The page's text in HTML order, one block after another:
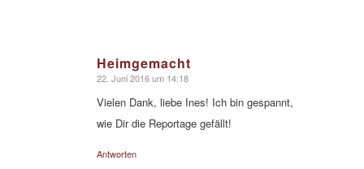
Heimgemacht
sagte:
22. Juni 2016 um 14:18
Vielen Dank, liebe Ines! Ich bin gespannt,
wie Dir die Reportage gefällt!
Antworten